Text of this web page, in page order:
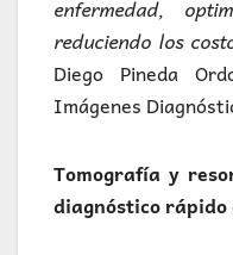
enfermedad,
reduciendo los
Diego Pineda
Imágenes
Tomografía y
diagnóstico rápido